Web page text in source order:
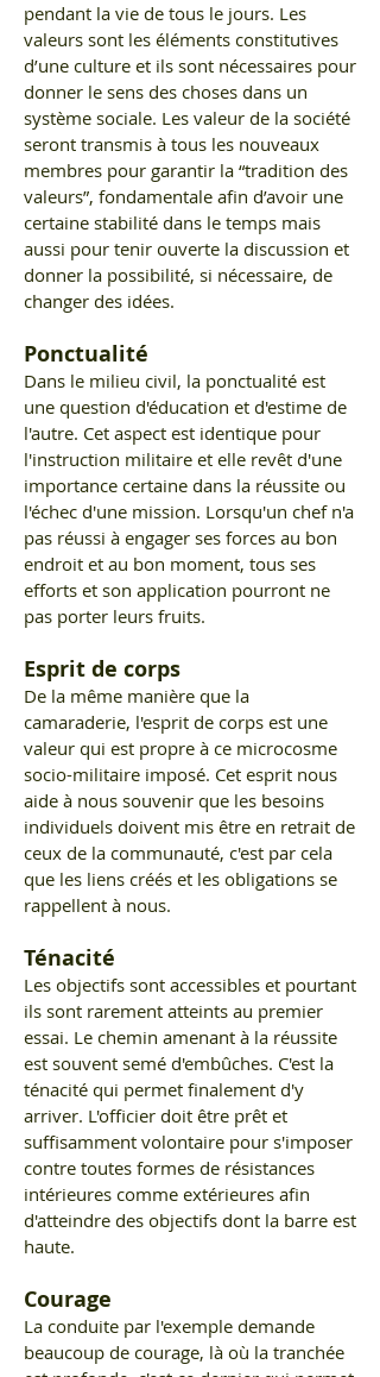
pendant la vie de tous le jours. Les
valeurs sont les éléments constitutives
d’une culture et ils sont nécessaires pour
donner le sens des choses dans un
système sociale. Les valeur de la société
seront transmis à tous les nouveaux
membres pour garantir la “tradition des
valeurs”, fondamentale afin d’avoir une
certaine stabilité dans le temps mais
aussi pour tenir ouverte la discussion et
donner la possibilité, si nécessaire, de
changer des idées.
Ponctualité
Dans le milieu civil, la ponctualité est
une question d'éducation et d'estime de
l'autre. Cet aspect est identique pour
l'instruction militaire et elle revêt d'une
importance certaine dans la réussite ou
l'échec d'une mission. Lorsqu'un chef n'a
pas réussi à engager ses forces au bon
endroit et au bon moment, tous ses
efforts et son application pourront ne
pas porter leurs fruits.
Esprit de corps
De la même manière que la
camaraderie, l'esprit de corps est une
valeur qui est propre à ce microcosme
socio-militaire imposé. Cet esprit nous
aide à nous souvenir que les besoins
individuels doivent mis être en retrait de
ceux de la communauté, c'est par cela
que les liens créés et les obligations se
rappellent à nous.
Ténacité
Les objectifs sont accessibles et pourtant
ils sont rarement atteints au premier
essai. Le chemin amenant à la réussite
est souvent semé d'embûches. C'est la
ténacité qui permet finalement d'y
arriver. L'officier doit être prêt et
suffisamment volontaire pour s'imposer
contre toutes formes de résistances
intérieures comme extérieures afin
d'atteindre des objectifs dont la barre est
haute.
Courage
La conduite par l'exemple demande
beaucoup de courage, là où la tranchée